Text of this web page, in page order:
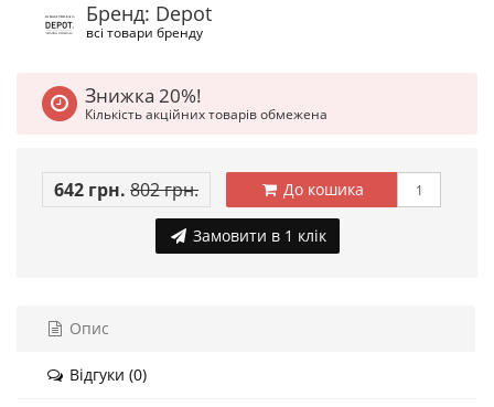
Бренд: Depot
всі товари бренду
Знижка 20%!
Кількість акційних товарів обмежена
642 грн. 802 грн. До кошика
Замовити в 1 клік
Опис
Відгуки (0)